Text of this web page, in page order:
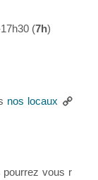
(7h)
nos locaux
pourrez vous r